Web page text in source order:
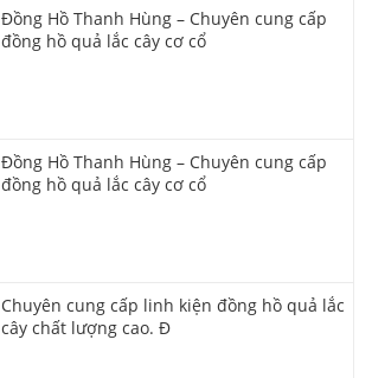
Đồng Hồ Thanh Hùng – Chuyên cung cấp
đồng hồ quả lắc cây cơ cổ
Đồng Hồ Thanh Hùng – Chuyên cung cấp
đồng hồ quả lắc cây cơ cổ
Chuyên cung cấp linh kiện đồng hồ quả lắc
cây chất lượng cao. Đ